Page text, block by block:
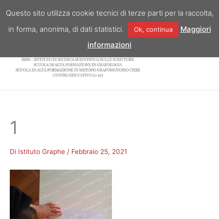
contenuto
1
Di Istituto Graphe / Febbraio 25, 2021
Questo sito utilizza cookie tecnici di terze parti per la raccolta,
in forma, anonima, di dati statistici.
Ok, continua
Maggiori
informazioni